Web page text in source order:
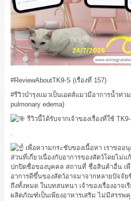
#ReviewAboutTK9-S (เรื่องที่ 157)
#รีวิวบำรุงแมวเป็นเอดส์แมวมีอาการน้ำท่ว
pulmonary edema)
รีวิวนี้ได้รับจากเจ้าของเรื่องที่ใช้
เพื่อความกระชับของเนื้อหา เราขอ
ส่วนที่เกี่ยวเนื่องกับอาการของสัตว์โดยไม่
ปกปิดชื่อของบุคคล สถานที่ ชื่อสินค้าอื่น เพื่
อาการดีขึ้นของสัตว์อาจมาจากหลายปัจจัย
ถึงทั้งหมด ในบทสนทนา เจ้าของเรื่องอาจ
ผลิตภัณฑ์เป็นเพียงอาหารเสริม ไม่มีสรรพ